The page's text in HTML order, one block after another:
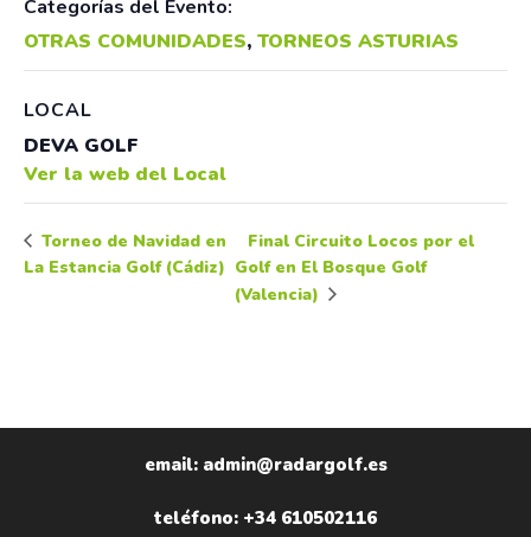
Categorías del Evento:
OTRAS COMUNIDADES, TORNEOS ASTURIAS
LOCAL
DEVA GOLF
Ver la web del Local
Torneo de Navidad en
La Estancia Golf (Cádiz)
Final Circuito Locos por el
Golf en El Bosque Golf
(Valencia)
email: admin@radargolf.es
teléfono: +34 610502116